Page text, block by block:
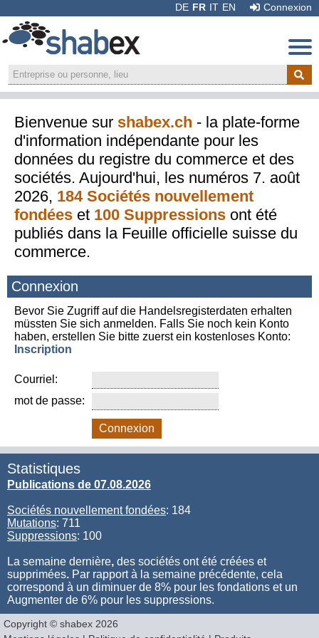
DE FR IT EN Connexion
Recommander:
Bienvenue sur shabex.ch - la plate-forme
d'information indépendante pour les
données du registre du commerce et des
sociétés. Aujourd'hui, les numéros 7. août
2026, 184 Sociétés nouvellement
fondées et 100 Suppressions ont été
publiés dans la Feuille officielle suisse du
commerce.
Connexion
Bevor Sie Zugriff auf die Handelsregisterdaten erhalten
müssten Sie sich anmelden. Falls Sie noch kein Konto
haben, erstellen Sie bitte zuerst ein kostenloses Konto:
Inscription
Courriel:
mot de passe:
Connexion
Statistiques
Publications de 07.08.2026
Sociétés nouvellement fondées: 184
Mutations: 711
Suppressions: 100
La semaine dernière, des sociétés ont été créées et
supprimées. Par rapport à la semaine précédente, cela
correspond à un diminuer de 8% pour les fondations et un
Augmenter de 6% pour les suppressions.
Copyright © shabex 2026